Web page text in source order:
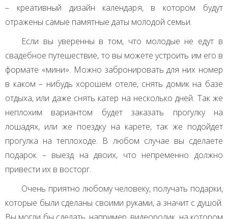
– креативный дизайн календаря, в котором будут
отражены самые памятные даты молодой семьи.
Если вы уверенны в том, что молодые не едут в
свадебное путешествие, то вы можете устроить им его в
формате «мини». Можно забронировать для них номер
в каком – нибудь хорошем отеле, снять домик на базе
отдыха, или даже снять катер на несколько дней. Так же
неплохим вариантом будет заказать прогулку на
лошадях, или же поездку на карете, так же подойдет
прогулка на теплоходе. В любом случае вы сделаете
подарок – выезд на двоих, что непременно должно
привести их в восторг.
Очень приятно любому человеку, получать подарки,
которые были сделаны своими руками, а значит с душой.